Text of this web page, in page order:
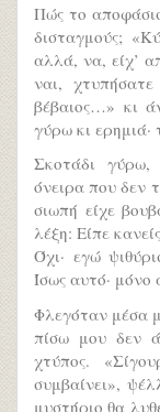
Πώς το
δισταγμούς;
αλλά, να, είχ’
ναι,
βέβαιος…» κι
γύρω κι ερημιά·
Σκοτάδι
όνειρα που δεν
σιωπή είχε
λέξη: Είπε
Όχι· εγώ
Ίσως αυτό·
Φλεγόταν μέσα
πίσω μου δεν
χτύπος.
συμβαίνει»,
μυστήριο θα